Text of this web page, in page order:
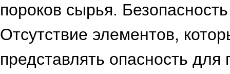
пороков сырья.
Отсутствие элементов,
представлять опасность для